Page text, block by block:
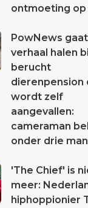
ontmoeting
PowNews gaat
verhaal halen
berucht
dierenpension
wordt zelf
aangevallen:
cameraman
onder drie man
'The Chief' is
meer:
hiphoppionier